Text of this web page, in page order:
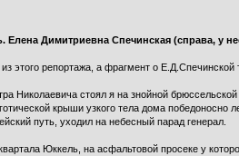
Елена Димитриевна Спечинская (справа, у
этого репортажа, а фрагмент о Е.Д.Спечинской
Николаевича стоял я на знойной
крыши узкого тела дома
путь, уходил на небесный парад генерал.
квартала Юккель, на асфальтовой просеке у